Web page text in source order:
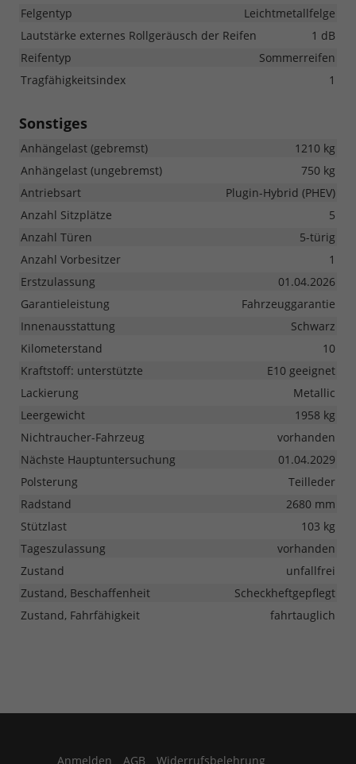
Felgentyp
Leichtmetallfelge
Lautstärke externes Rollgeräusch der Reifen
1 dB
Reifentyp
Sommerreifen
Tragfähigkeitsindex
1
Sonstiges
Anhängelast (gebremst)
1210 kg
Anhängelast (ungebremst)
750 kg
Antriebsart
Plugin-Hybrid (PHEV)
Anzahl Sitzplätze
5
Anzahl Türen
5-türig
Anzahl Vorbesitzer
1
Erstzulassung
01.04.2026
Garantieleistung
Fahrzeuggarantie
Innenausstattung
Schwarz
Kilometerstand
10
Kraftstoff: unterstützte
E10 geeignet
Lackierung
Metallic
Leergewicht
1958 kg
Nichtraucher-Fahrzeug
vorhanden
Nächste Hauptuntersuchung
01.04.2029
Polsterung
Teilleder
Radstand
2680 mm
Stützlast
103 kg
Tageszulassung
vorhanden
Zustand
unfallfrei
Zustand, Beschaffenheit
Scheckheftgepflegt
Zustand, Fahrfähigkeit
fahrtauglich
Anmelden AGB Widerrufsbelehrung